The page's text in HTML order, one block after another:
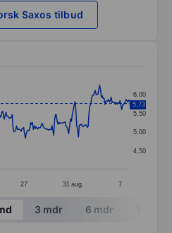
Saxos tilbud
points.
categories.
values. Data ranges
27 31 aug. 7
4,50
5,00
5,50
6,00
5,73
3 mdr 6 mdr